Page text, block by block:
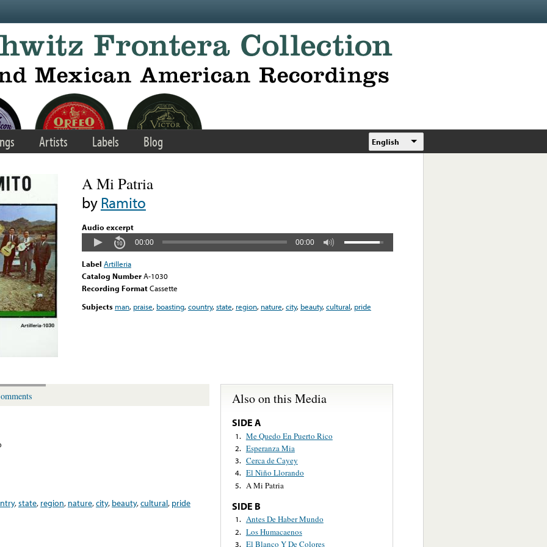
Artists Labels Blog English
A Mi Patria
byRamito
Audio excerpt
00:00 00:00
Label Artilleria
Catalog NumberA-1030
Recording FormatCassette
Subjects man, praise, boasting,country,state, region, nature,city, beauty,cultural, pride
,state, region, nature,city, beauty,cultural, pride
Also on this Media
SIDE A
1. Me Quedo En Puerto Rico
2. Esperanza Mia
3. Cerca de Cayey
4. El Niño Llorando
5. A Mi Patria
SIDE B
1. Antes De Haber Mundo
2. Los Humacaenos
3. El Blanco Y De Colores